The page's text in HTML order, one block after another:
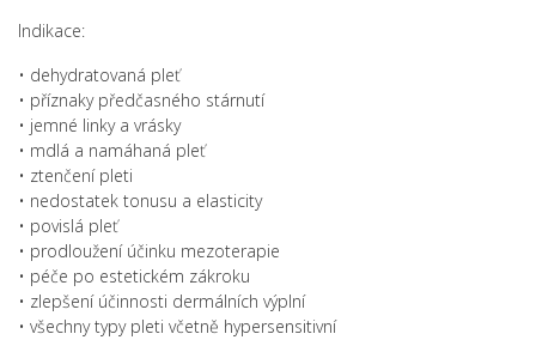
Indikace:
• dehydratovaná pleť
• příznaky předčasného stárnutí
• jemné linky a vrásky
• mdlá a namáhaná pleť
• ztenčení pleti
• nedostatek tonusu a elasticity
• povislá pleť
• prodloužení účinku mezoterapie
• péče po estetickém zákroku
• zlepšení účinnosti dermálních výplní
• všechny typy pleti včetně hypersensitivní